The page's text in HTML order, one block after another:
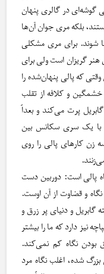
گوشه‌ای در گالری پنهان
بلکه مری جوان آن‌ها
شوند. برای مری مشکلی
گریزان است ولی برای
که پالی پنهان‌شده را
و کلافه از تقلب
پرت می‌کند و بعداً
با یک سری سکانس بین
زن کارهای پالی را روی
پالی است: دوربین دست
و قضاوت از آن اوست.
و دنیای پر زرق و
نیز دارد که ما را بیشتر
نگاه کم نمی‌کند.
شده، اغلب نگاه مرد